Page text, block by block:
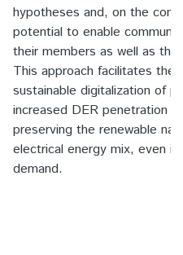
hypotheses and, on the
potential to enable
their members as well as
This approach facilitates the
sustainable digitalization of
increased DER penetration
preserving the renewable
electrical energy mix, even
demand.